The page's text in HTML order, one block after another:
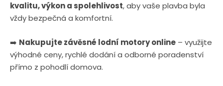
kvalitu, výkon a spolehlivost, aby vaše plavba byla
vždy bezpečná a komfortní.
➡️ Nakupujte závěsné lodní motory online– využijte
výhodné ceny, rychlé dodání a odborné poradenství
přímo z pohodlí domova.